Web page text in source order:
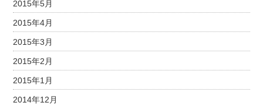
2015年5月
2015年4月
2015年3月
2015年2月
2015年1月
2014年12月